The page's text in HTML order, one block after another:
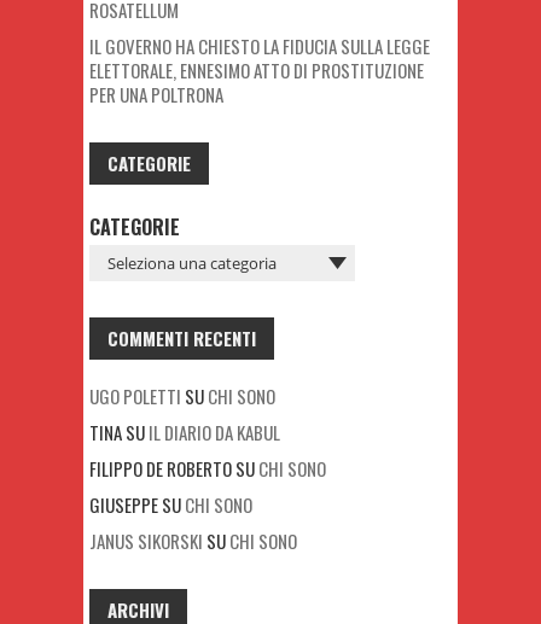
ROSATELLUM
IL GOVERNO HA CHIESTO LA FIDUCIA SULLA LEGGE
ELETTORALE, ENNESIMO ATTO DI PROSTITUZIONE
PER UNA POLTRONA
CATEGORIE
CATEGORIE
COMMENTI RECENTI
UGO POLETTI SUCHI SONO
TINASUIL DIARIO DA KABUL
FILIPPO DE ROBERTOSUCHI SONO
GIUSEPPESUCHI SONO
JANUS SIKORSKI SUCHI SONO
ARCHIVI